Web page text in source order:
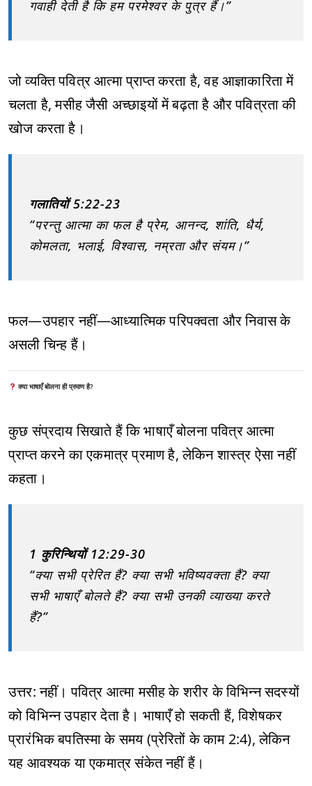
गवाही देती है कि हम परमेश्वर के पुत्र हैं।”
जो व्यक्ति पवित्र आत्मा प्राप्त करता है, वह आज्ञाकारिता में
चलता है, मसीह जैसी अच्छाइयों में बढ़ता है और पवित्रता की
खोज करता है।
गलातियों 5:22-23
“परन्तु आत्मा का फल है प्रेम, आनन्द, शांति, धैर्य,
कोमलता, भलाई, विश्वास, नम्रता और संयम।”
फल—उपहार नहीं—आध्यात्मिक परिपक्वता और निवास के
असली चिन्ह हैं।
क्या भाषाएँ बोलना ही प्रमाण है?
कुछ संप्रदाय सिखाते हैं कि भाषाएँ बोलना पवित्र आत्मा
प्राप्त करने का एकमात्र प्रमाण है, लेकिन शास्त्र ऐसा नहीं
कहता।
1 कुरिन्थियों 12:29-30
“क्या सभी प्रेरित हैं? क्या सभी भविष्यवक्ता हैं? क्या
सभी भाषाएँ बोलते हैं? क्या सभी उनकी व्याख्या करते
हैं?”
उत्तर: नहीं। पवित्र आत्मा मसीह के शरीर के विभिन्न सदस्यों
को विभिन्न उपहार देता है। भाषाएँ हो सकती हैं, विशेषकर
प्रारंभिक बपतिस्मा के समय (प्रेरितों के काम 2:4), लेकिन
यह आवश्यक या एकमात्र संकेत नहीं हैं।